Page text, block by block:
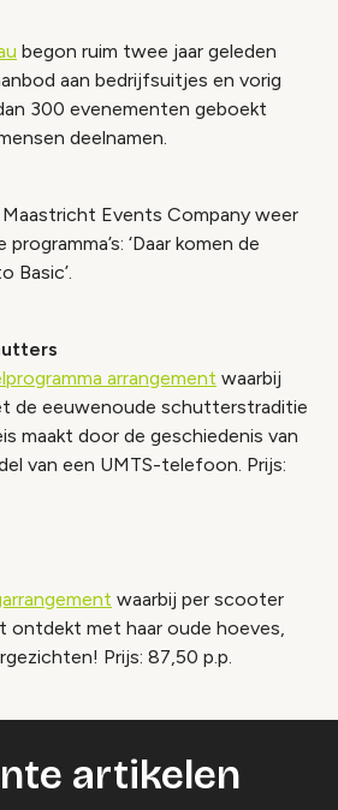
begon ruim twee jaar geleden
aan bedrijfsuitjes en vorig
300 evenementen geboekt
deelnamen.
Events Company weer
‘Daar komen de
Basic’.
arrangement waarbij
de eeuwenoude schutterstraditie
maakt door de geschiedenis van
van een UMTS-telefoon. Prijs:
waarbij per scooter
ontdekt met haar oude hoeves,
Prijs: 87,50 p.p.
artikelen